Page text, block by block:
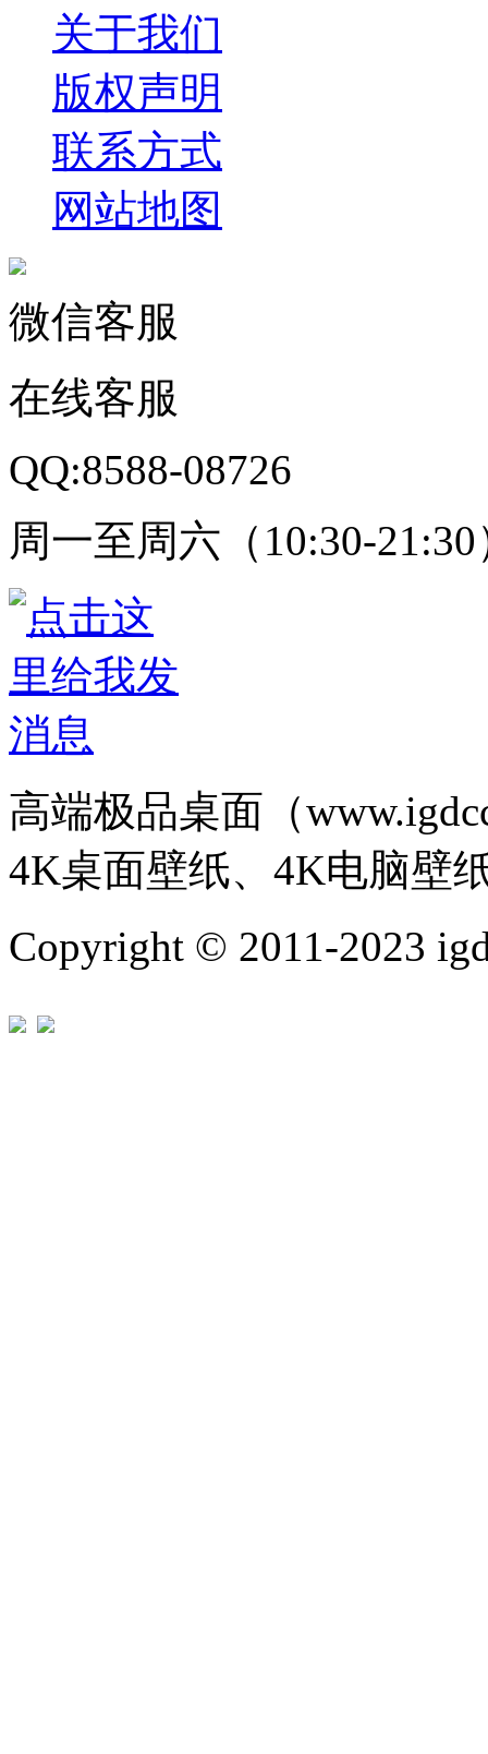
关于我们
版权声明
联系方式
网站地图
微信客服
在线客服
QQ:8588-08726
周一至周六（10:30-21:30
高端极品桌面（
4K桌面壁纸、4K电脑壁
Copyright © 2011-2023